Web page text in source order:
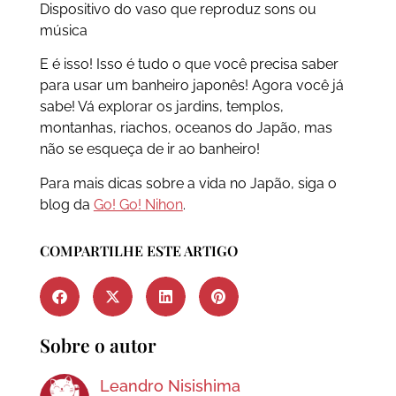
Dispositivo do vaso que reproduz sons ou
música
E é isso! Isso é tudo o que você precisa saber
para usar um banheiro japonês! Agora você já
sabe! Vá explorar os jardins, templos,
montanhas, riachos, oceanos do Japão, mas
não se esqueça de ir ao banheiro!
Para mais dicas sobre a vida no Japão, siga o
blog da Go! Go! Nihon.
COMPARTILHE ESTE ARTIGO
Sobre o autor
Leandro Nisishima